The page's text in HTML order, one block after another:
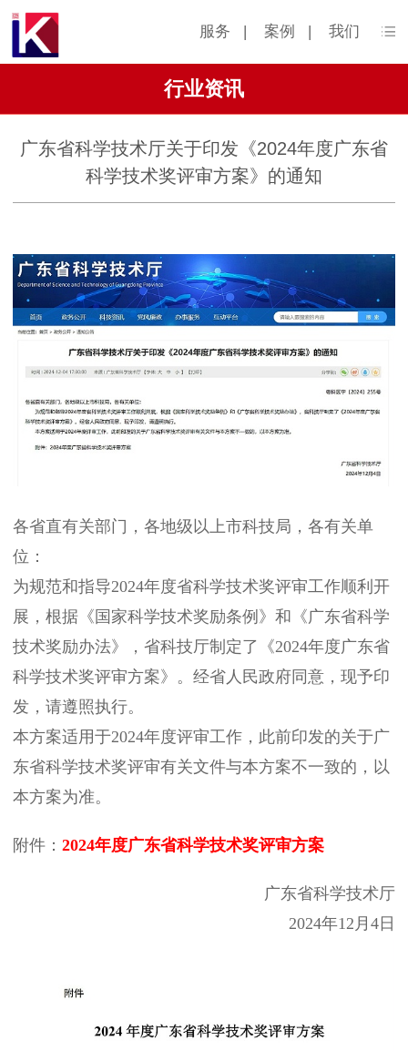
服务 | 案例 | 我们
行业资讯
广东省科学技术厅关于印发《2024年度广东省
科学技术奖评审方案》的通知
各省直有关部门，各地级以上市科技局，各有关单
位：
为规范和指导2024年度省科学技术奖评审工作顺利开
展，根据《国家科学技术奖励条例》和《广东省科学
技术奖励办法》，省科技厅制定了《2024年度广东省
科学技术奖评审方案》。经省人民政府同意，现予印
发，请遵照执行。
本方案适用于2024年度评审工作，此前印发的关于广
东省科学技术奖评审有关文件与本方案不一致的，以
本方案为准。
附件： 2024年度广东省科学技术奖评审方案
广东省科学技术厅
2024年12月4日